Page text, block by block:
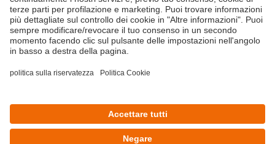
Iscriviti alla newsletter BOOM
This site is protected by reCAPTCHA and the Google
©Copyright 2025 - CRIF S.p.A.
CRIF S.p.A.: Via della Beverara, 21 | 40131 Bologna | Italy